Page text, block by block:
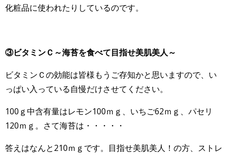
化粧品に使われたりしているのです。
③ビタミンＣ～海苔を食べて目指せ美肌美人～
ビタミンＣの効能は皆様もうご存知かと思いますので、い
っぱい入っている自慢だけさせてください。
100ｇ中含有量はレモン100ｍｇ、いちご62ｍｇ、パセリ
120ｍｇ。さて海苔は・・・・・
答えはなんと210ｍｇです。目指せ美肌美人！の方、ストレ